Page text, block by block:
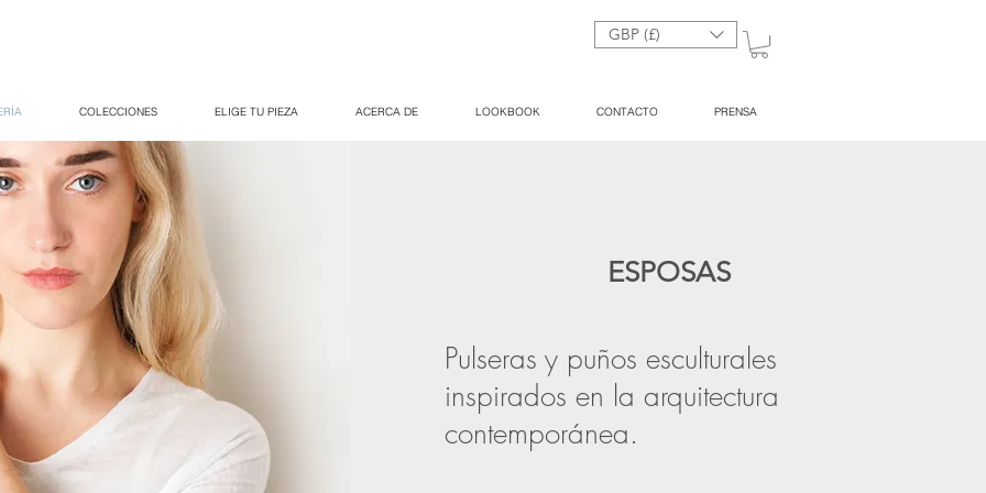
GBP (£)
COLECCIONES ELIGE TU PIEZA ACERCA DE LOOKBOOK CONTACTO PRENSA
ESPOSAS
Pulseras y puños esculturales
inspirados en la arquitectura
contemporánea.